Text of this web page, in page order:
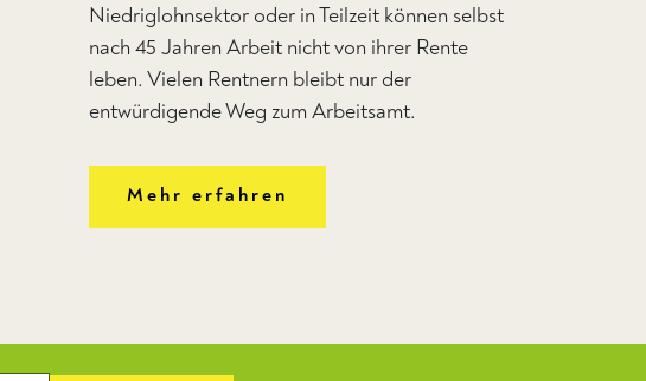
Niedriglohnsektor oder in Teilzeit können selbst
nach 45 Jahren Arbeit nicht von ihrer Rente
leben. Vielen Rentnern bleibt nur der
entwürdigende Weg zum Arbeitsamt.
Mehr erfahren